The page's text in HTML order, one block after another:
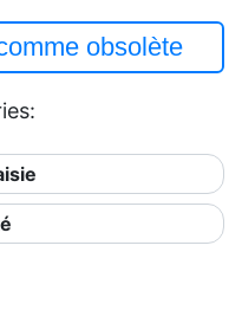
obsolète